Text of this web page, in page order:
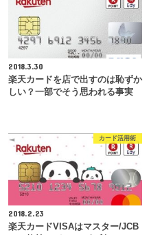
2018.3.30
楽天カードを店で出すのは恥ずか
しい？一部でそう思われる事実
カード活用術
2018.2.23
楽天カードVISAはマスター/JCB